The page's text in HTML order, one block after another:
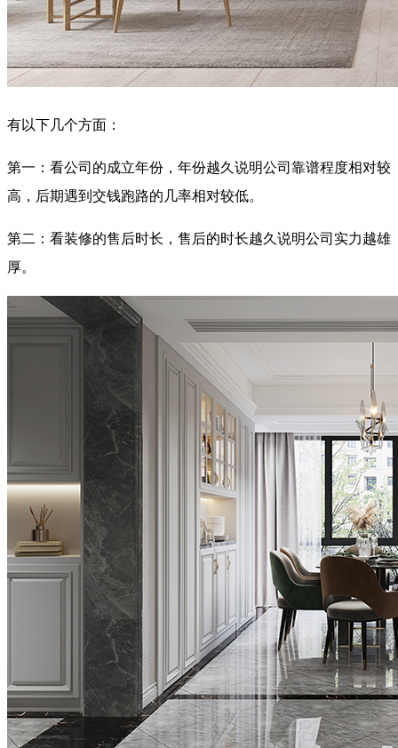
有以下几个方面：
第一：看公司的成立年份，年份越久说明公司靠谱程度相对较
高，后期遇到交钱跑路的几率相对较低。
第二：看装修的售后时长，售后的时长越久说明公司实力越雄
厚。